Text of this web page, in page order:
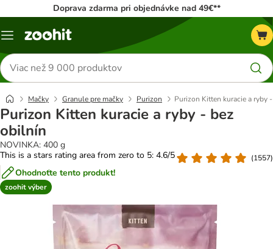
Doprava zdarma pri objednávke nad 49€**
Kategórie
Hľadať
produkty
Mačky Granule pre mačky Purizon Purizon Kitten kuracie a ryby
Purizon Kitten kuracie a ryby - bez
obilnín
NOVINKA: 400 g
This is a stars rating area from zero to 5: 4.6/5
(1557)
Ohodnoťte tento produkt!
zoohit výber